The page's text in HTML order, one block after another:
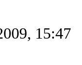
15:47